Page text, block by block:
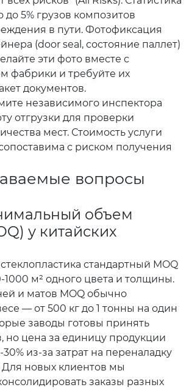
до 5% грузов композитов
в пути. Фотофиксация
(door seal, состояние паллет)
эти фото вместе с
фабрики и требуйте их
документов.
независимого инспектора
отгрузки для проверки
мест. Стоимость услуги
с риском получения
вопросы
объем
у китайских
стандартный MOQ
1000 м² одного цвета и толщины.
и матов MOQ обычно
— от 500 кг до 1 тонны на один
заводы готовы принять
но цена за единицу продукции
из-за затрат на переналадку
новых клиентов мы
заказы разных